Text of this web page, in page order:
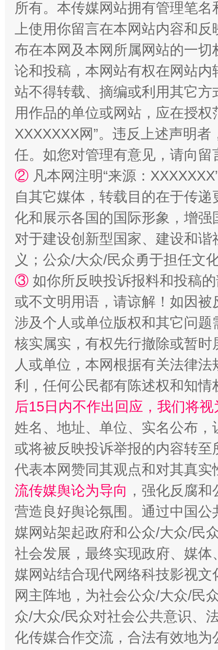
国家大学科技园优化重塑工作
扯下公款旅游的“隐身衣” 如何以
“蜀中异人”王建安的艺术幻境
完善运行机制助力责任有效落实 一纸欠
东山县通报“牛蛙产品抗生素超标问题” 法
所有。本传媒网站拥有管理笔
上使用你留言在本网站内容和
布在本网及本网所属网站的一
论和投稿，本网站有权在网站
站不得转载、摘编或利用其它
用作品的单位或网站，应在授
XXXXXXX网”。违反上述声明
任。如您对管理有意见，请向
② 凡本网注明“来源：
自其它媒体，转载目的在于传
化和展示各国的国际形象，增
对于建设创新型国家、建设和
义；公众/大众/民众勇于担任文
③ 如你所反映投诉报料和投稿
或不文明用语，请谅解！如因
涉及个人或单位版权和其它问题
核实属实，有权先行撤除或暂
人或单位，本网根据有关法律
利，任何公民都有陈述权和知情
后15日内不作出回应，我们将
姓名、地址、单位、实名公布
或将被反映投诉举报的内容转
代表本网赞同其观点和对其真实
流传媒舆论为导向 ，强化反腐
营造良好舆论氛围。通过中国
媒网站架起政府和公众/大众/民
社会发展，最终实现政府、媒
媒网站结合现代网络科技影视
网主阵地，为社会公众/大众/民
众/大众/民众对社会公共意识、
化传媒合作交流，合法有效地